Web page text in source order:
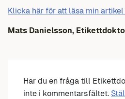
Klicka här för att läsa min
Mats Danielsson,
Har du en fråga till
inte i kommentarsfältet.